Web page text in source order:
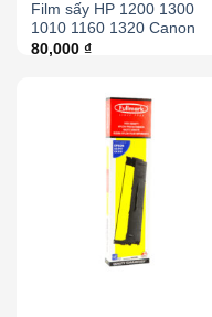
Film sấy HP 1200 1300
1010 1160 1320 Canon
80,000 ₫